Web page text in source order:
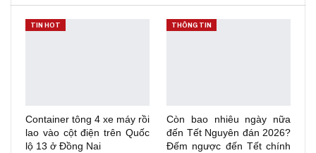
TIN HOT
Container tông 4 xe máy rồi
lao vào cột điện trên Quốc
lộ 13 ở Đồng Nai
THÔNG TIN
Còn bao nhiêu ngày nữa
đến Tết Nguyên đán 2026?
Đếm ngược đến Tết chính